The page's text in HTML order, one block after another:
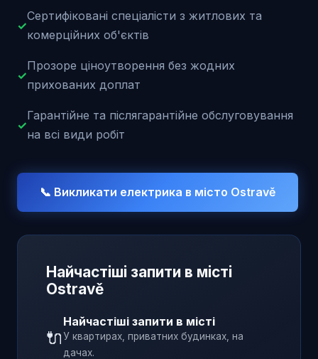
✓
Сертифіковані спеціалісти з житлових та
комерційних об'єктів
✓
Прозоре ціноутворення без жодних
прихованих доплат
✓
Гарантійне та післягарантійне обслуговування
на всі види робіт
📞 Викликати електрика в місто Ostravě
Найчастіші запити в місті
Ostravě
🔌
Найчастіші запити в місті
У квартирах, приватних будинках, на
дачах.